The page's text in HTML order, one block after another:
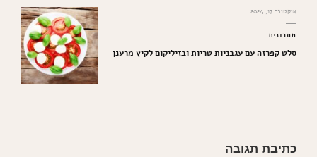
אוקטובר 17, 2024
מתכונים
סלט קפרזה עם עגבניות טריות ובזיליקום לקיץ מרענן
כתיבת תגובה